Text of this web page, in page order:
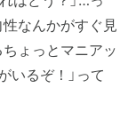
なんかがすぐ見
ょっとマニアッ
いるぞ！」って